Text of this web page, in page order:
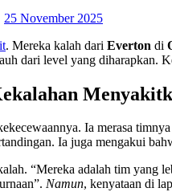
25 November 2025
. Mereka kalah dari Everton di
dari level yang diharapkan.
Ia merasa
Ia juga mengakui
“Mereka adalah tim
Namun, kenyataan di